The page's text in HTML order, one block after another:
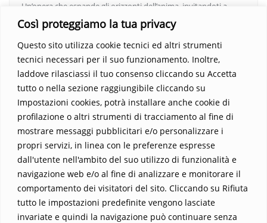
Così proteggiamo la tua privacy
Questo sito utilizza cookie tecnici ed altri strumenti
tecnici necessari per il suo funzionamento. Inoltre,
laddove rilasciassi il tuo consenso cliccando su Accetta
tutto o nella sezione raggiungibile cliccando su
Impostazioni cookies, potrà installare anche cookie di
profilazione o altri strumenti di tracciamento al fine di
mostrare messaggi pubblicitari e/o personalizzare i
propri servizi, in linea con le preferenze espresse
dall'utente nell'ambito del suo utilizzo di funzionalità e
navigazione web e/o al fine di analizzare e monitorare il
comportamento dei visitatori del sito. Cliccando su Rifiuta
tutto le impostazioni predefinite vengono lasciate
invariate e quindi la navigazione può continuare senza
Un’opera che espande gli orizzonti dell’anima, invitandoti a
vedere oltre i confini del conosciuto. Scopri un mondo in cui
indimenticabile.Non perdere l’occasione di immergerti in
questo viaggio straordinario. Acquista il libro e lascia che la
Parola trasformi la tua vita
Home Contatti